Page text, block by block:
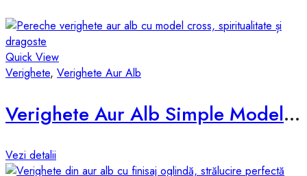
Quick View
Verighete, Verighete Aur Alb
Verighete Aur Alb Simple Model d524-a
Vezi detalii